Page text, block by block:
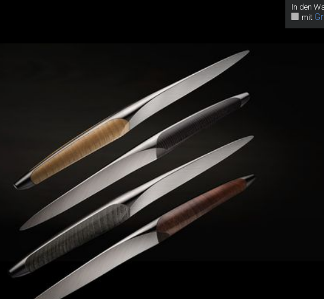
In den
mit